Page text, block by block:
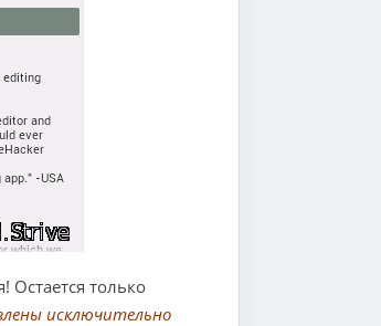
Остается только
исключительно